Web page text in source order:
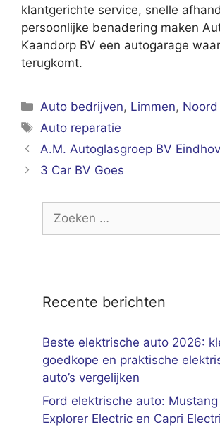
klantgerichte service, snelle
persoonlijke benadering maken
Kaandorp BV een autogarage
terugkomt.
Categorieën
Auto bedrijven, Limmen,
Tags
Auto reparatie
A.M. Autoglasgroep BV
3 Car BV Goes
naar:
Recente berichten
Beste elektrische auto 2026:
goedkope en praktische
auto’s vergelijken
Ford elektrische auto:
Explorer Electric en Capri